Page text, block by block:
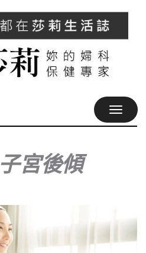
子宮後傾